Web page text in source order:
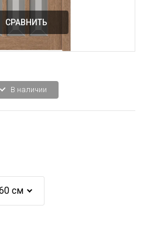
СРАВНИТЬ
В наличии